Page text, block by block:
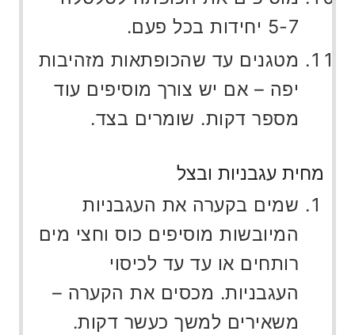
5-7 יחידות בכל פעם.
מטגנים עד שהכופתאות מזהיבות
יפה – אם יש צורך מוסיפים עוד
מספר דקות. שומרים בצד.
מחית עגבניות ובצל
שמים בקערה את העגבניות
המיובשות מוסיפים כוס וחצי מים
רותחים או עד עד לכיסוי
העגבניות. מכסים את הקערה –
משאירים למשך כעשר דקות.